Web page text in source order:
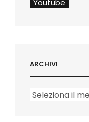
Youtube
ARCHIVI
Archivi